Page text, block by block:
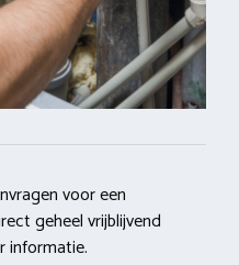
voor een
geheel vrijblijvend
informatie.